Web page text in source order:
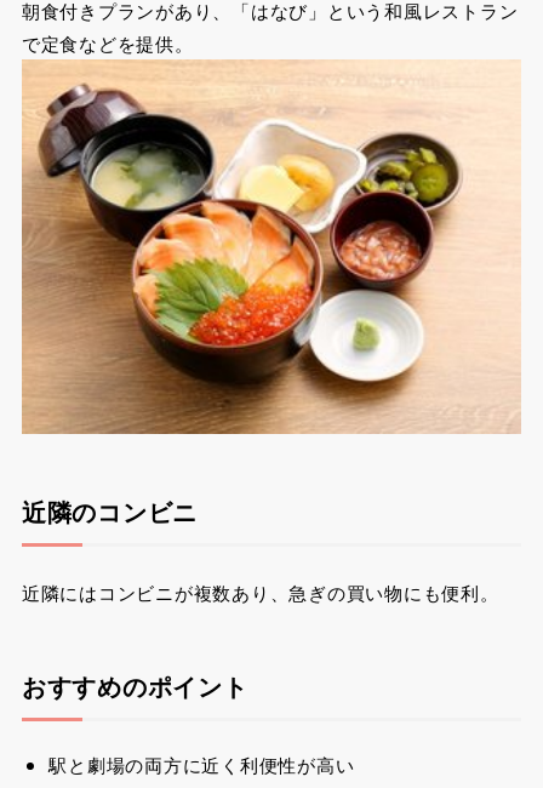
朝食付きプランがあり、「はなび」という和風レストラン
で定食などを提供。
近隣のコンビニ
近隣にはコンビニが複数あり、急ぎの買い物にも便利。
おすすめのポイント
駅と劇場の両方に近く利便性が高い